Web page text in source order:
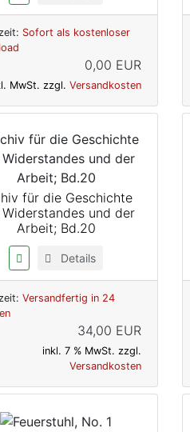
Sofort als kostenloser
0,00 EUR
MwSt. zzgl. Versandkosten
für die Geschichte
Widerstandes und der
Arbeit; Bd.20
Details
Versandfertig in 24
34,00 EUR
inkl. 7 % MwSt. zzgl.
Versandkosten